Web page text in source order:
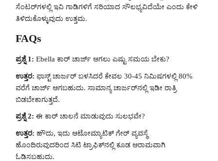
ಸೆಂಟರ್‌ಗಳಲ್ಲಿ ಇವಿ ಗಾಡಿಗಳಿಗೆ ಸರಿಯಾದ ಸೌಲಭ್ಯವಿದೆಯೇ ಎಂದು ಕೇಳಿ
ತಿಳಿದುಕೊಳ್ಳುವುದು ಉತ್ತಮ.
FAQs
ಪ್ರಶ್ನೆ 1: Ebella ಕಾರ್ ಚಾರ್ಜ್ ಆಗಲು ಎಷ್ಟು ಸಮಯ ಬೇಕು?
ಉತ್ತರ: ಫಾಸ್ಟ್ ಚಾರ್ಜರ್ ಬಳಸಿದರೆ ಕೇವಲ 30-45 ನಿಮಿಷಗಳಲ್ಲಿ 80%
ವರೆಗೆ ಚಾರ್ಜ್ ಆಗಬಹುದು. ಸಾಮಾನ್ಯ ಚಾರ್ಜರ್‌ನಲ್ಲಿ ಇಡೀ ರಾತ್ರಿ
ಬಿಡಬೇಕಾಗುತ್ತದೆ.
ಪ್ರಶ್ನೆ 2: ಈ ಕಾರ್ ಚಾಲನೆ ಮಾಡುವುದು ಸುಲಭವೇ?
ಉತ್ತರ: ಹೌದು, ಇದು ಆಟೋಮ್ಯಾಟಿಕ್ ಗೇರ್ ವ್ಯವಸ್ಥೆ
ಹೊಂದಿರುವುದರಿಂದ ಸಿಟಿ ಟ್ರಾಫಿಕ್‌ನಲ್ಲಿ ಕೂಡ ಆರಾಮವಾಗಿ
ಓಡಿಸಬಹುದು.